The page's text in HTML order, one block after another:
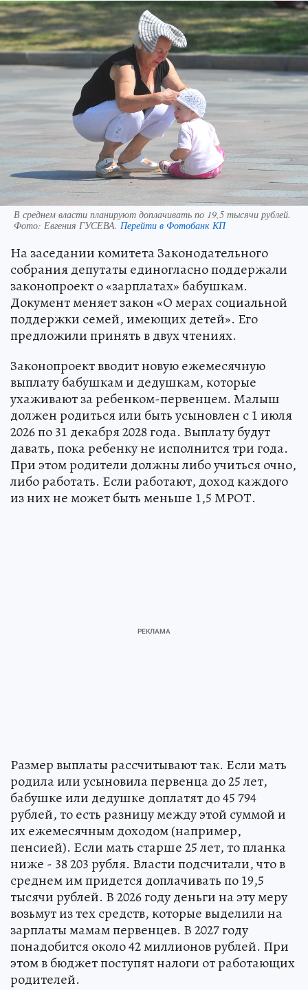
В среднем власти планируют доплачивать по 19,5 тысячи рублей.
Фото: Евгения ГУСЕВА. Перейти в Фотобанк КП
На заседании комитета Законодательного
собрания депутаты единогласно поддержали
законопроект о «зарплатах» бабушкам.
Документ меняет закон «О мерах социальной
поддержки семей, имеющих детей». Его
предложили принять в двух чтениях.
Законопроект вводит новую ежемесячную
выплату бабушкам и дедушкам, которые
ухаживают за ребенком-первенцем. Малыш
должен родиться или быть усыновлен с 1 июля
2026 по 31 декабря 2028 года. Выплату будут
давать, пока ребенку не исполнится три года.
При этом родители должны либо учиться очно,
либо работать. Если работают, доход каждого
из них не может быть меньше 1,5 МРОТ.
Размер выплаты рассчитывают так. Если мать
родила или усыновила первенца до 25 лет,
бабушке или дедушке доплатят до 45 794
рублей, то есть разницу между этой суммой и
их ежемесячным доходом (например,
пенсией). Если мать старше 25 лет, то планка
ниже - 38 203 рубля. Власти подсчитали, что в
среднем им придется доплачивать по 19,5
тысячи рублей. В 2026 году деньги на эту меру
возьмут из тех средств, которые выделили на
зарплаты мамам первенцев. В 2027 году
понадобится около 42 миллионов рублей. При
этом в бюджет поступят налоги от работающих
родителей.